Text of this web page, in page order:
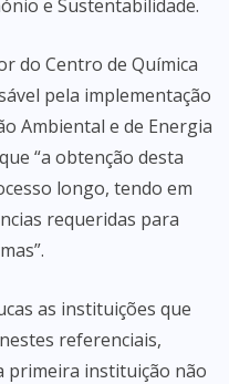
e Sustentabilidade.
do Centro de Química
pela implementação
Ambiental e de Energia
“a obtenção desta
longo, tendo em
requeridas para
as instituições que
referenciais,
primeira instituição não